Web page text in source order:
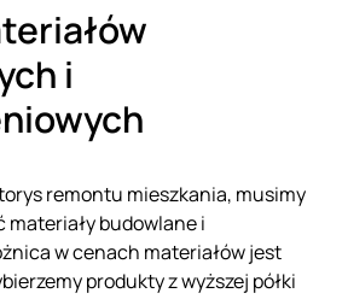
i
remontu mieszkania, musimy
budowlane i
w cenach materiałów jest
produkty z wyższej półki